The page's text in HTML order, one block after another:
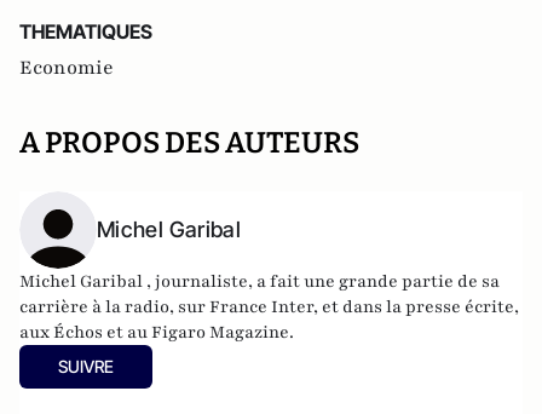
THEMATIQUES
Economie
A PROPOS DES AUTEURS
Michel Garibal
Michel Garibal , journaliste, a fait une grande partie de sa
carrière à la radio, sur France Inter, et dans la presse écrite,
aux Échos et au Figaro Magazine.
SUIVRE